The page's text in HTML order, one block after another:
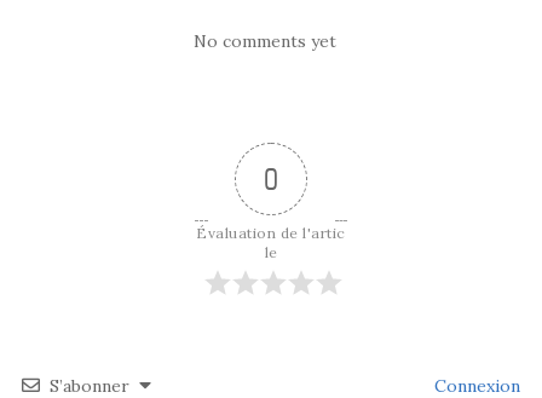
No comments yet
0
Évaluation de l'artic
le
S’abonner Connexion